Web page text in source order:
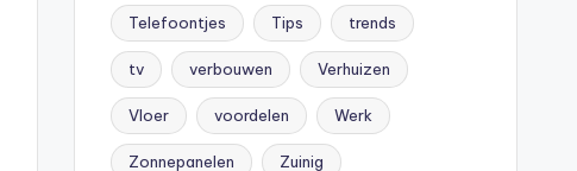
Telefoontjes Tips trends
tv verbouwen Verhuizen
Vloer voordelen Werk
Zonnepanelen Zuinig